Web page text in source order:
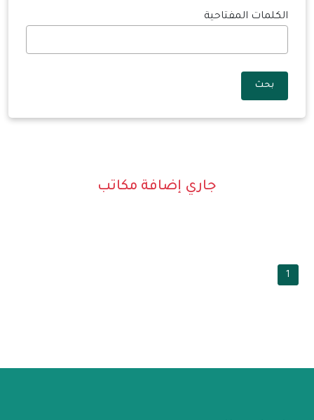
الكلمات المفتاحية
بحث
جاري إضافة مكاتب
1